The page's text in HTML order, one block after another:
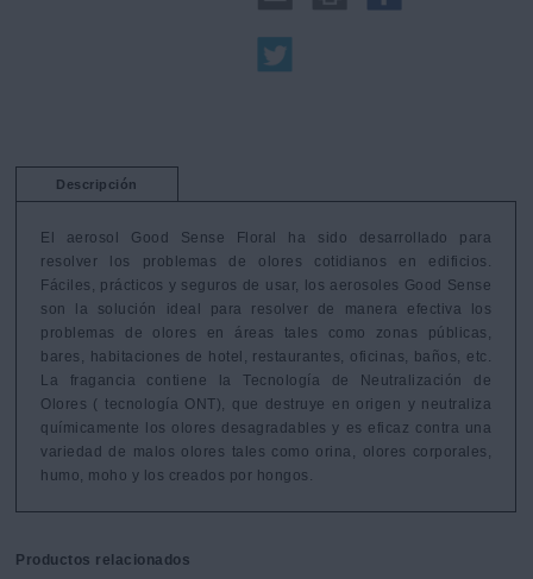
Descripción
El aerosol Good Sense Floral ha sido desarrollado para
resolver los problemas de olores cotidianos en edificios.
Fáciles, prácticos y seguros de usar, los aerosoles Good Sense
son la solución ideal para resolver de manera efectiva los
problemas de olores en áreas tales como zonas públicas,
bares, habitaciones de hotel, restaurantes, oficinas, baños, etc.
La fragancia contiene la Tecnología de Neutralización de
Olores ( tecnología ONT), que destruye en origen y neutraliza
químicamente los olores desagradables y es eficaz contra una
variedad de malos olores tales como orina, olores corporales,
humo, moho y los creados por hongos.
Productos relacionados